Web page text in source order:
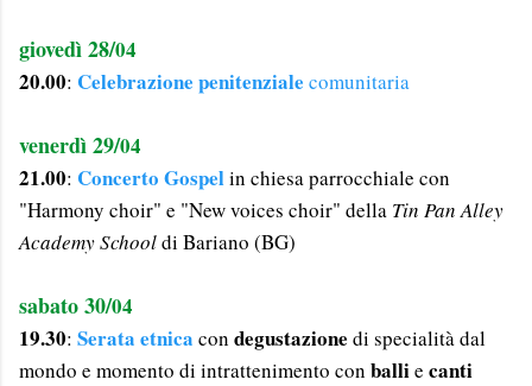
giovedì 28/04
20.00: Celebrazione penitenziale comunitaria
venerdì 29/04
21.00: Concerto Gospelin chiesa parrocchiale con
"Harmony choir" e "New voices choir" della Tin Pan Alley
Academy Schooldi Bariano (BG)
sabato 30/04
19.30: Serata etnica con degustazione di specialità dal
mondo e momento di intrattenimento con ballie canti